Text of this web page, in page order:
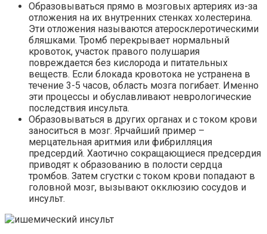
Образовываться прямо в мозговых артериях из-за
отложения на их внутренних стенках холестерина.
Эти отложения называются атеросклеротическими
бляшками. Тромб перекрывает нормальный
кровоток, участок правого полушария
повреждается без кислорода и питательных
веществ. Если блокада кровотока не устранена в
течение 3-5 часов, область мозга погибает. Именно
эти процессы и обуславливают неврологические
последствия инсульта.
Образовываться в других органах и с током крови
заноситься в мозг. Ярчайший пример –
мерцательная аритмия или фибрилляция
предсердий. Хаотично сокращающиеся предсердия
приводят к образованию в полости сердца
тромбов. Затем сгустки с током крови попадают в
головной мозг, вызывают окклюзию сосудов и
инсульт.